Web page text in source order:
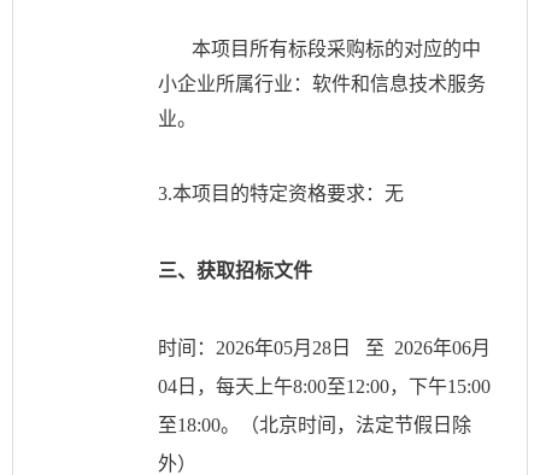
本项目所有标段采购标的对应的中
小企业所属行业：软件和信息技术服务
业。
3.本项目的特定资格要求：无
三、获取招标文件
时间： 2026年05月28日 至 2026年06月
04日，每天上午8:00至12:00，下午15:00
至18:00。（北京时间，法定节假日除
外）